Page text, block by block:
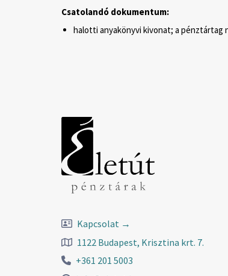
Csatolandó dokumentum:
halotti anyakönyvi kivonat; a pénztártag
Kapcsolat →
1122 Budapest, Krisztina krt. 7.
+361 201 5003